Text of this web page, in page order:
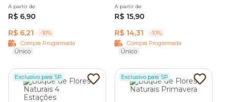
A partir de
R$ 6,90
R$ 6,21
-10%
Compra Programada
Único
A partir de
R$ 15,90
R$ 14,31
-10%
Compra Programada
Único
Exclusivo para SP Exclusivo para SP